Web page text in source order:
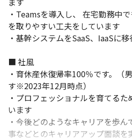
・Teamsを導入し、 在宅勤務中
を取りやすい工夫をしています
・基幹システムをSaaS、IaaSに
■ 社風
・育休産休復帰率100％です。（
す※2023年12月時点）
・プロフェッショナルを育てる
います
・今後どのようなキャリアを歩
事などとのキャリアアップ面談を